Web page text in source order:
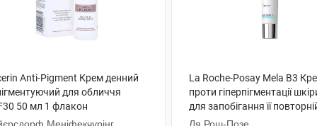
Anti-Pigment Крем денний
для обличчя
50 мл 1 флакон
La Roche-Posay Mela B3
проти гіперпігментації
для запобігання її
SPF30 40 мл 1 туба